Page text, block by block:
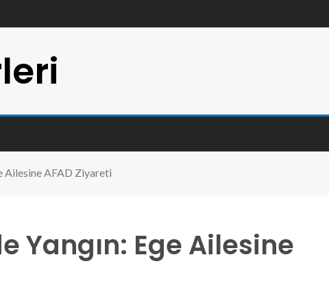
Ailesine AFAD Ziyareti
Yangın: Ege Ailesine